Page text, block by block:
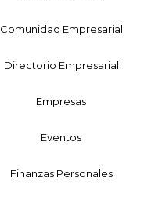
Comunidad Empresarial
Directorio Empresarial
Empresas
Eventos
Finanzas Personales